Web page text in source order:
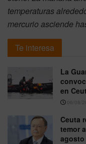
temperaturas
mercurio asciende
Te interesa
La
en
06/08/
Ceuta
temor
agosto